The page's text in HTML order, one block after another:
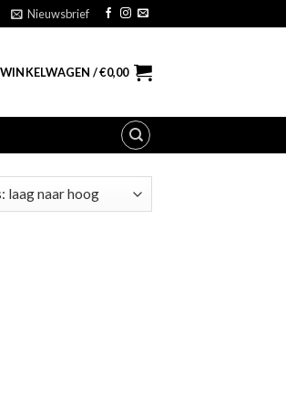
Nieuwsbrief
WINKELWAGEN /€0,00